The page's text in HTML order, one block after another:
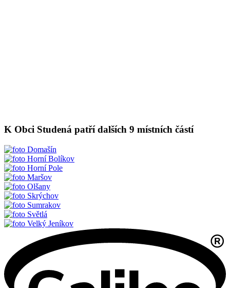
K Obci Studená patří dalších 9 místních částí
Domašín
Horní Bolíkov
Horní Pole
Maršov
Olšany
Skrýchov
Sumrakov
Světlá
Velký Jeníkov